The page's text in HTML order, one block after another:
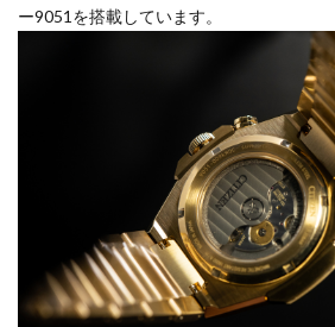
ー9051を搭載しています。